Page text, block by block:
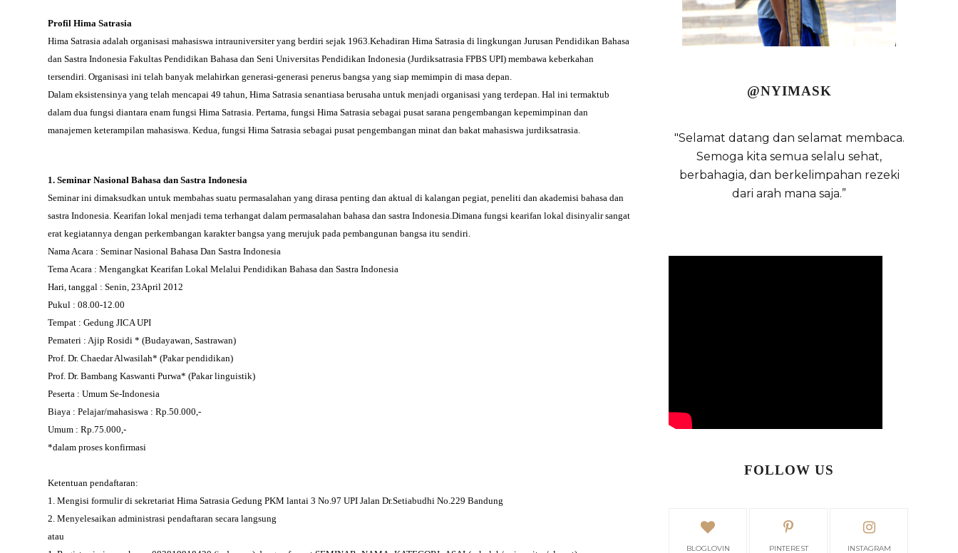
Profil Hima Satrasia
Hima Satrasia adalah organisasi mahasiswa intrauniversiter yang berdiri sejak 1963.Kehadiran Hima Satrasia di lingkungan Jurusan Pendidikan Bahasa
dan Sastra Indonesia Fakultas Pendidikan Bahasa dan Seni Universitas Pendidikan Indonesia (Jurdiksatrasia FPBS UPI) membawa keberkahan
tersendiri. Organisasi ini telah banyak melahirkan generasi-generasi penerus bangsa yang siap memimpin di masa depan.
Dalam eksistensinya yang telah mencapai 49 tahun, Hima Satrasia senantiasa berusaha untuk menjadi organisasi yang terdepan. Hal ini termaktub
dalam dua fungsi diantara enam fungsi Hima Satrasia. Pertama, fungsi Hima Satrasia sebagai pusat sarana pengembangan kepemimpinan dan
manajemen keterampilan mahasiswa. Kedua, fungsi Hima Satrasia sebagai pusat pengembangan minat dan bakat mahasiswa jurdiksatrasia.
1. Seminar Nasional Bahasa dan Sastra Indonesia
Seminar ini dimaksudkan untuk membahas suatu permasalahan yang dirasa penting dan aktual di kalangan pegiat, peneliti dan akademisi bahasa dan
sastra Indonesia. Kearifan lokal menjadi tema terhangat dalam permasalahan bahasa dan sastra Indonesia.Dimana fungsi kearifan lokal disinyalir sangat
erat kegiatannya dengan perkembangan karakter bangsa yang merujuk pada pembangunan bangsa itu sendiri.
Nama Acara : Seminar Nasional Bahasa Dan Sastra Indonesia
Tema Acara : Mengangkat Kearifan Lokal Melalui Pendidikan Bahasa dan Sastra Indonesia
Hari, tanggal : Senin, 23April 2012
Pukul : 08.00-12.00
Tempat : Gedung JICA UPI
Pemateri : Ajip Rosidi * (Budayawan, Sastrawan)
Prof. Dr. Chaedar Alwasilah* (Pakar pendidikan)
Prof. Dr. Bambang Kaswanti Purwa* (Pakar linguistik)
Peserta : Umum Se-Indonesia
Biaya : Pelajar/mahasiswa : Rp.50.000,-
Umum : Rp.75.000,-
*dalam proses konfirmasi
Ketentuan pendaftaran:
1. Mengisi formulir di sekretariat Hima Satrasia Gedung PKM lantai 3 No.97 UPI Jalan Dr.Setiabudhi No.229 Bandung
2. Menyelesaikan administrasi pendaftaran secara langsung
atau
@NYIMASK
"Selamat datang dan selamat membaca.
Semoga kita semua selalu sehat,
berbahagia, dan berkelimpahan rezeki
dari arah mana saja.”
FOLLOW US
BLOGLOVIN PINTEREST INSTAGRAM